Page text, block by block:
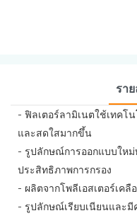
รา
- ฟิลเตอร์ลามิเนตใช้เทคโ
และสดใสมากขึ้น
- รูปลักษณ์การออกแบบให
ประสิทธิภาพการกรอง
- ผลิตจากโพลีเอสเตอร์เค
- รูปลักษณ์เรียบเนียนและมี